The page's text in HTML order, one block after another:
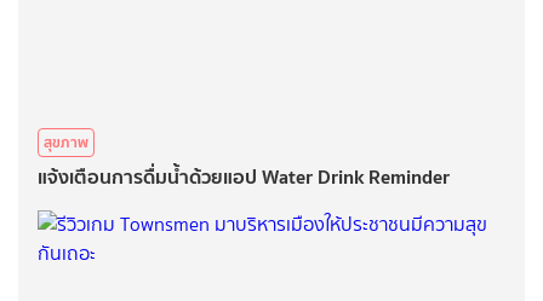
สุขภาพ
แจ้งเตือนการดื่มน้ำด้วยแอป Water Drink Reminder